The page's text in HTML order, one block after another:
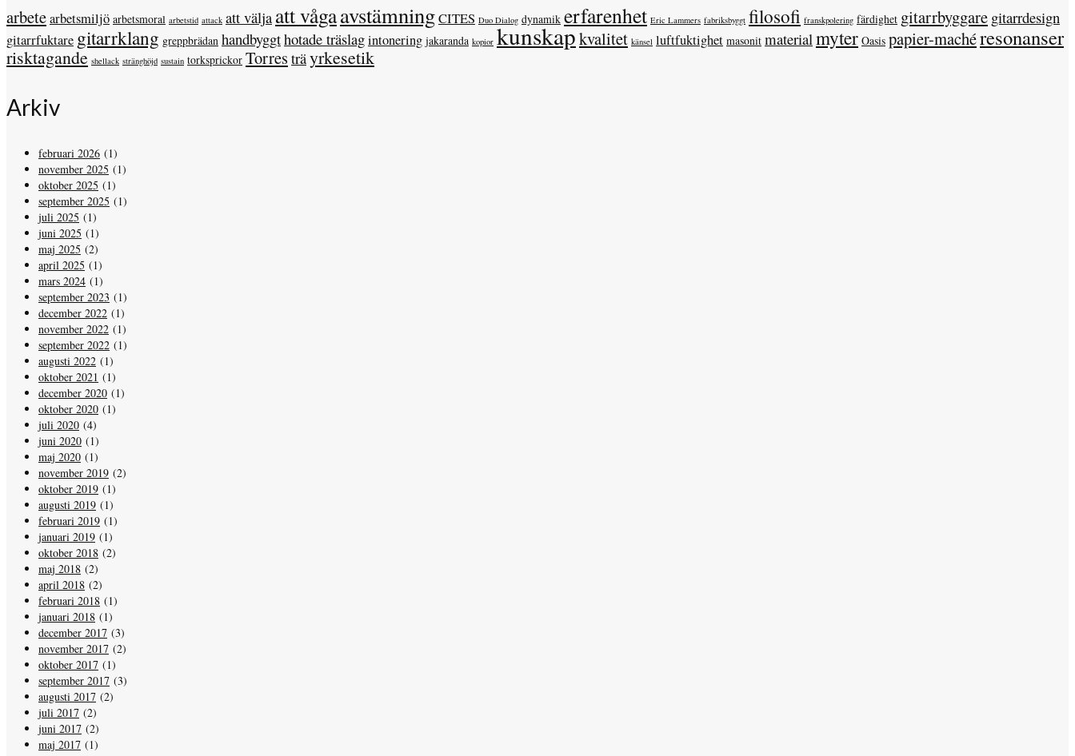
arbetearbetsmiljö arbetsmoral arbetstid attack att välja att vågaavstämningCITES Duo Dialog dynamik erfarenhet Eric Lammers fabriksbyggt filosofi franskpolering färdighet gitarrbyggare gitarrdesign
gitarrfuktare gitarrklang greppbrädan handbyggthotade träslagintonering jakaranda kopior kunskapkvalitet känsel luftfuktighet masonit materialmyter Oasis papier-machéresonanser
risktagande shellack stränghöjd sustain torksprickor Torres träyrkesetik
Arkiv
februari 2026 (1)
november 2025 (1)
oktober 2025 (1)
september 2025 (1)
juli 2025 (1)
juni 2025 (1)
maj 2025 (2)
april 2025 (1)
mars 2024 (1)
september 2023 (1)
december 2022 (1)
november 2022 (1)
september 2022 (1)
augusti 2022 (1)
oktober 2021 (1)
december 2020 (1)
oktober 2020 (1)
juli 2020 (4)
juni 2020 (1)
maj 2020 (1)
november 2019 (2)
oktober 2019 (1)
augusti 2019 (1)
februari 2019 (1)
januari 2019 (1)
oktober 2018 (2)
maj 2018 (2)
april 2018 (2)
februari 2018 (1)
januari 2018 (1)
december 2017 (3)
november 2017 (2)
oktober 2017 (1)
september 2017 (3)
augusti 2017 (2)
juli 2017 (2)
juni 2017 (2)
maj 2017 (1)